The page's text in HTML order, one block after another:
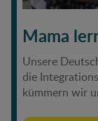
Mama
Unsere
die
kümmern wir